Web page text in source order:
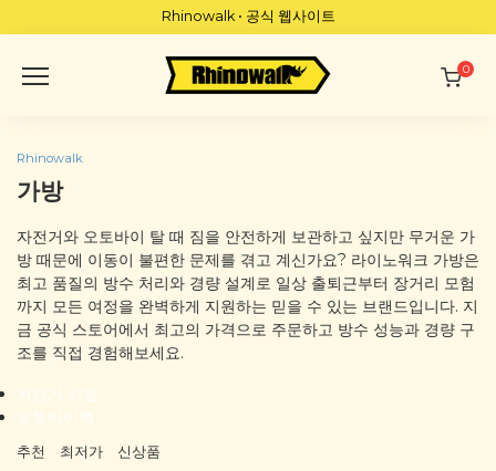
to
Rhinowalk • 공식 웹사이트
0
Rhinowalk
가방
자전거와 오토바이 탈 때 짐을 안전하게 보관하고 싶지만 무거운 가
방 때문에 이동이 불편한 문제를 겪고 계신가요? 라이노워크 가방은
최고 품질의 방수 처리와 경량 설계로 일상 출퇴근부터 장거리 모험
까지 모든 여정을 완벽하게 지원하는 믿을 수 있는 브랜드입니다. 지
금 공식 스토어에서 최고의 가격으로 주문하고 방수 성능과 경량 구
조를 직접 경험해보세요.
자전거 가방
오토바이백
추천 최저가 신상품